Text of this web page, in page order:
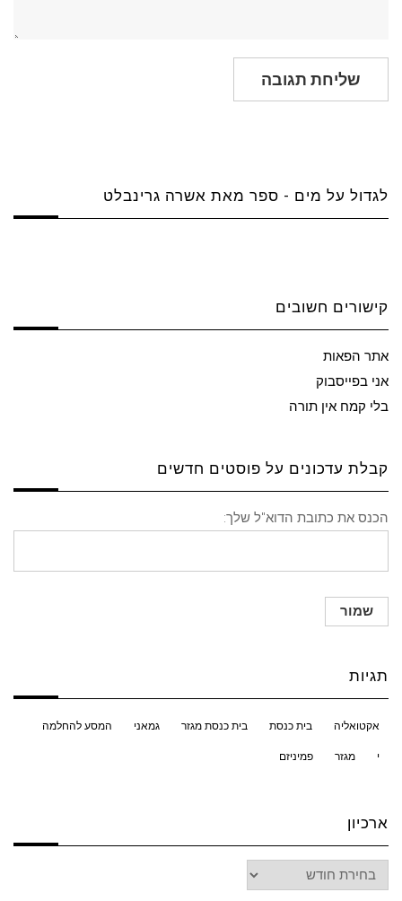
לגדול על מים - ספר מאת אשרה גרינבלט
קישורים חשובים
אתר הפאות
אני בפייסבוק
בלי קמח אין תורה
קבלת עדכונים על פוסטים חדשים
הכנס את כתובת הדוא"ל שלך:
תגיות
אקטואליה בית כנסת בית כנסת מגזר גמאני המסע להחלמה
י מגזר פמיניזם
ארכיון
ארכיון